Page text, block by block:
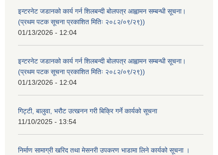
इन्टरनेट जडानको कार्य गर्न शिलबन्दी बोलपत्र आह्वामन सम्बन्धी सूचना।
(प्रथम पटक सूचना प्रकाशित मितिः २०८२/०९/२९))
01/13/2026 - 12:04
इन्टरनेट जडानको कार्य गर्न शिलबन्दी बोलपत्र आह्वामन सम्बन्धी सूचना।
(प्रथम पटक सूचना प्रकाशित मितिः २०८२/०९/२९))
01/13/2026 - 12:04
गिट्टी, बालुवा, भरौट उत्खनन गरी बिक्रि गर्ने कार्यको सूचना
11/10/2025 - 13:54
निर्माण सामाग्री खरिद तथा मेसनरी उपकरण भाडामा लिने कार्यको सूचना ।